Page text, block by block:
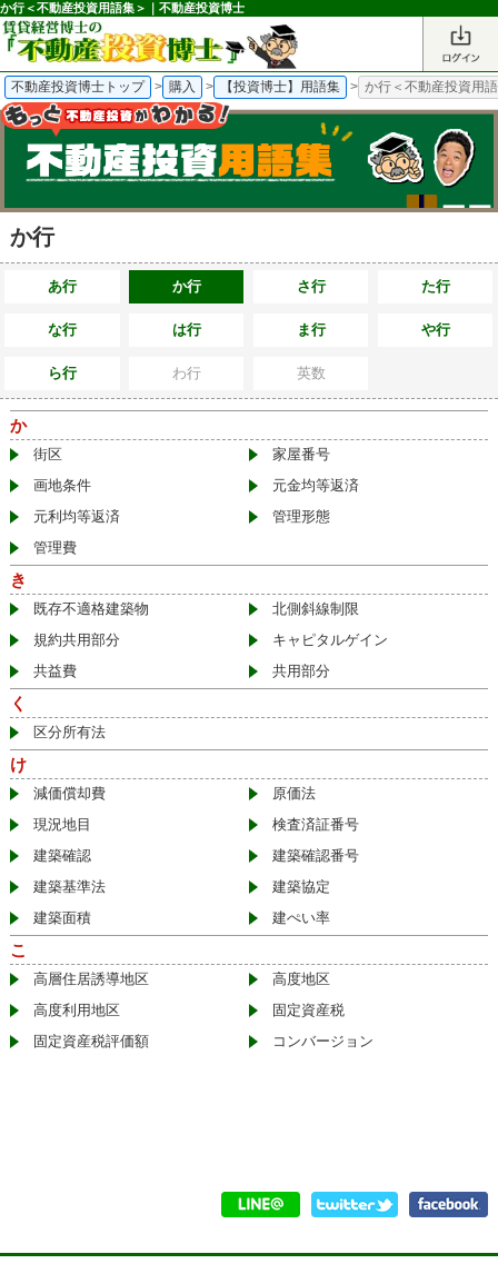
か行＜不動産投資用語集＞｜不動産投資博士
不動産投資博士トップ > 購入 > 【投資博士】用語集 > か行＜不動産投資用
か行
あ行 か行 さ行 た行
な行 は行 ま行 や行
ら行 わ行 英数
か
街区
家屋番号
画地条件
元金均等返済
元利均等返済
管理形態
管理費
き
既存不適格建築物
北側斜線制限
規約共用部分
キャピタルゲイン
共益費
共用部分
く
区分所有法
け
減価償却費
原価法
現況地目
検査済証番号
建築確認
建築確認番号
建築基準法
建築協定
建築面積
建ぺい率
こ
高層住居誘導地区
高度地区
高度利用地区
固定資産税
固定資産税評価額
コンバージョン